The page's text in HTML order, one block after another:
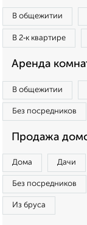
В общежитии
В 2‑к квартире
Аренда
В общежитии
Без посредников
Продажа
Дома Дачи
Без посредников
Из бруса